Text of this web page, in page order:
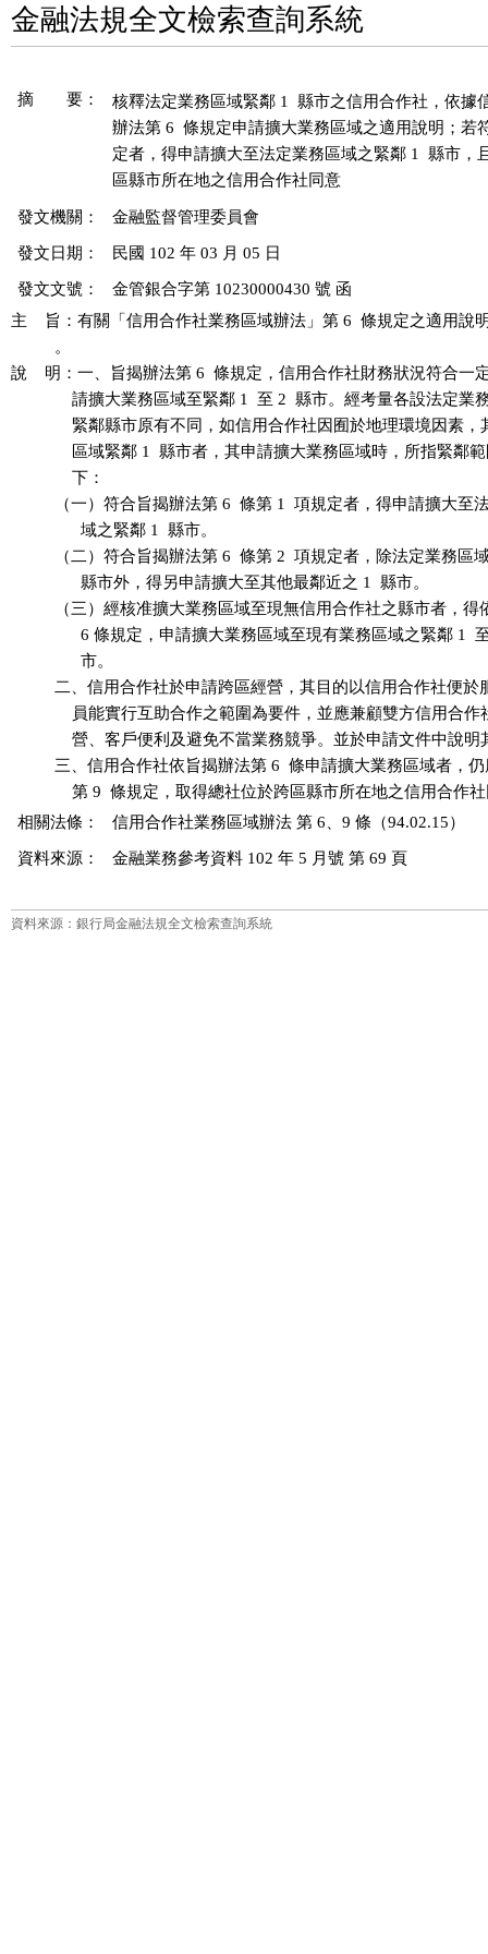
金融法規全文檢索查詢系統
摘 要：
核釋法定業務區域緊鄰 1  縣市之信用合作社，依據
辦法第 6  條規定申請擴大業務區域之適用說明；若
定者，得申請擴大至法定業務區域之緊鄰 1  縣市，
發文機關： 金融監督管理委員會
發文日期： 民國 102 年 03 月 05 日
發文文號：
金管銀合字第 10230000430 號 函
主    旨：有關「信用合作社業務區域辦法」第 6  條規定之適用說
          。
說    明：一、旨揭辦法第 6  條規定，信用合作社財務狀況符合一
請擴大業務區域至緊鄰 1  至 2  縣市。經考量各設法定業
緊鄰縣市原有不同，如信用合作社因囿於地理環境因素
區域緊鄰 1  縣市者，其申請擴大業務區域時，所指緊鄰
              下：
（一）符合旨揭辦法第 6  條第 1  項規定者，得申請擴大至
                域之緊鄰 1  縣市。
（二）符合旨揭辦法第 6  條第 2  項規定者，除法定業務區
                縣市外，得另申請擴大至其他最鄰近之 1  縣市。
（三）經核准擴大業務區域至現無信用合作社之縣市者，
6 條規定，申請擴大業務區域至現有業務區域之緊鄰 1
                市。
二、信用合作社於申請跨區經營，其目的以信用合作社便
員能實行互助合作之範圍為要件，並應兼顧雙方信用合
營、客戶便利及避免不當業務競爭。並於申請文件中說
三、信用合作社依旨揭辦法第 6  條申請擴大業務區域者，
相關法條： 信用合作社業務區域辦法 第 6、9 條（94.02.15）
資料來源： 金融業務參考資料 102 年 5 月號 第 69 頁
資料來源：銀行局金融法規全文檢索查詢系統